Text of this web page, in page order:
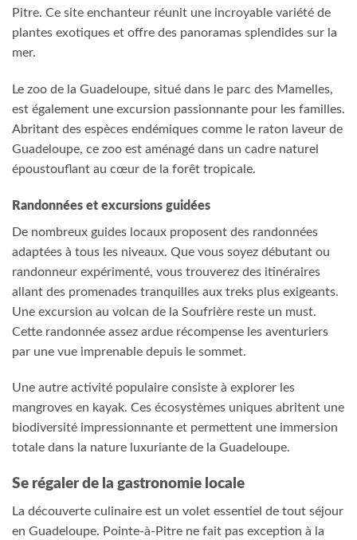
Pitre. Ce site enchanteur réunit une incroyable variété de
plantes exotiques et offre des panoramas splendides sur la
mer.
Le zoo de la Guadeloupe, situé dans le parc des Mamelles,
est également une excursion passionnante pour les familles.
Abritant des espèces endémiques comme le raton laveur de
Guadeloupe, ce zoo est aménagé dans un cadre naturel
époustouflant au cœur de la forêt tropicale.
Randonnées et excursions guidées
De nombreux guides locaux proposent des randonnées
adaptées à tous les niveaux. Que vous soyez débutant ou
randonneur expérimenté, vous trouverez des itinéraires
allant des promenades tranquilles aux treks plus exigeants.
Une excursion au volcan de la Soufrière reste un must.
Cette randonnée assez ardue récompense les aventuriers
par une vue imprenable depuis le sommet.
Une autre activité populaire consiste à explorer les
mangroves en kayak. Ces écosystèmes uniques abritent une
biodiversité impressionnante et permettent une immersion
totale dans la nature luxuriante de la Guadeloupe.
Se régaler de la gastronomie locale
La découverte culinaire est un volet essentiel de tout séjour
en Guadeloupe. Pointe-à-Pitre ne fait pas exception à la